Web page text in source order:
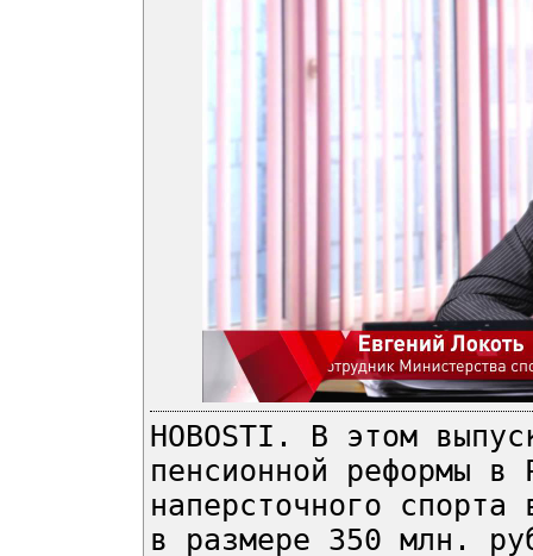
HOBOSTI. В этом
пенсионной реформы в
наперсточного
в размере 350 млн.